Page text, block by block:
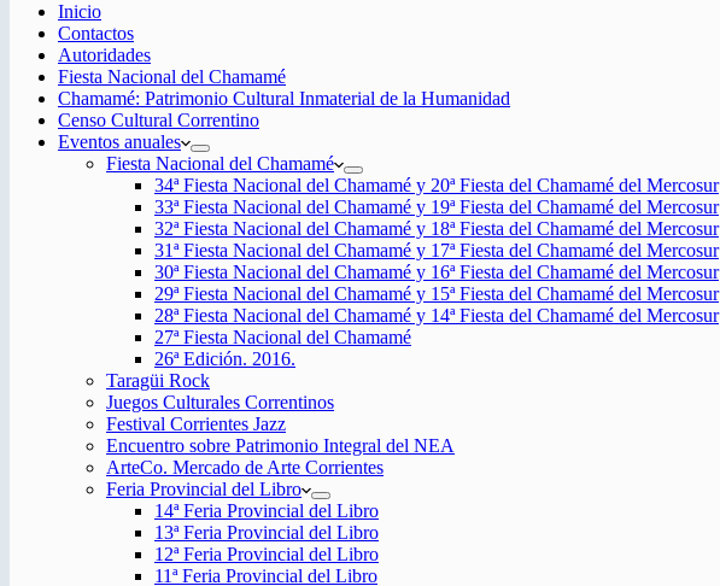
Inicio
Contactos
Autoridades
Fiesta Nacional del Chamamé
Chamamé: Patrimonio Cultural Inmaterial de la Humanidad
Censo Cultural Correntino
Eventos anuales
Fiesta Nacional del Chamamé
34ª Fiesta Nacional del Chamamé y 20ª Fiesta del Chamamé del Mercosur
33ª Fiesta Nacional del Chamamé y 19ª Fiesta del Chamamé del Mercosur
32ª Fiesta Nacional del Chamamé y 18ª Fiesta del Chamamé del Mercosur
31ª Fiesta Nacional del Chamamé y 17ª Fiesta del Chamamé del Mercosur
30ª Fiesta Nacional del Chamamé y 16ª Fiesta del Chamamé del Mercosur
29ª Fiesta Nacional del Chamamé y 15ª Fiesta del Chamamé del Mercosur
28ª Fiesta Nacional del Chamamé y 14ª Fiesta del Chamamé del Mercosur
27ª Fiesta Nacional del Chamamé
26ª Edición. 2016.
Taragüi Rock
Juegos Culturales Correntinos
Festival Corrientes Jazz
Encuentro sobre Patrimonio Integral del NEA
ArteCo. Mercado de Arte Corrientes
Feria Provincial del Libro
14ª Feria Provincial del Libro
13ª Feria Provincial del Libro
12ª Feria Provincial del Libro
11ª Feria Provincial del Libro